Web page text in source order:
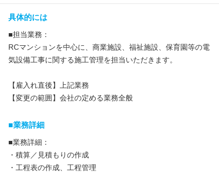
具体的には
■担当業務：
RCマンションを中心に、商業施設、福祉施設、保育園等の電
気設備工事に関する施工管理を担当いただきます。
【雇入れ直後】上記業務
【変更の範囲】会社の定める業務全般
■業務詳細
■業務詳細：
・積算／見積もりの作成
・工程表の作成、工程管理